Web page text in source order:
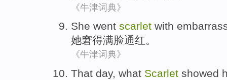
《牛津词典》
She went scarlet with
她窘得满脸通红。
《牛津词典》
That day, what Scarlet showed